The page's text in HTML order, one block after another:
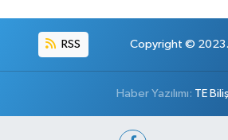
RSS Copyright © 2023.
Haber Yazılımı: TE